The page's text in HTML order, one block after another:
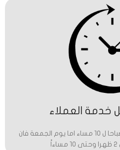
خدمة العملاء
تعمل خدمه العملاء من 10 صباحا ل 10 مساء اما يوم الجمعة فان